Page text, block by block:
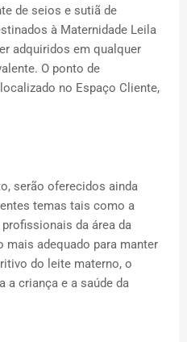
de seios e sutiã de
à Maternidade Leila
adquiridos em qualquer
O ponto de
no Espaço Cliente,
serão oferecidos ainda
temas tais como a
da área da
mais adequado para manter
do leite materno, o
a criança e a saúde da